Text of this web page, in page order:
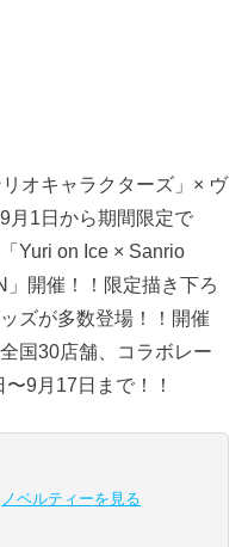
オキャラクターズ」× ヴ
月1日から期間限定で
Yuri on Ice × Sanrio
開催！！限定描き下ろ
ズが多数登場！！開催
国30店舗、コラボレー
9月17日まで！！
ノベルティーを見る